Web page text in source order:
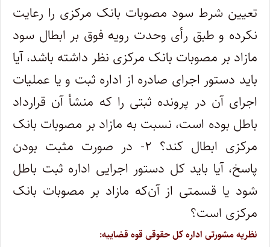
تعیین شرط سود مصوبات بانک مرکزی را رعایت
نکرده و طبق رأی وحدت رویه فوق بر ابطال سود
مازاد بر مصوبات بانک مرکزی نظر داشته باشد، آیا
باید دستور اجرای صادره از اداره ثبت و یا عملیات
اجرای آن در پرونده ثبتی را که منشأ آن قرارداد
باطل بوده است، نسبت به مازاد بر مصوبات بانک
مرکزی ابطال کند؟ ۲- در صورت مثبت بودن
پاسخ، آیا باید کل دستور اجرایی اداره ثبت باطل
شود یا قسمتی از آن‌که مازاد بر مصوبات بانک
مرکزی است؟
نظریه مشورتی اداره کل حقوقی قوه قضاییه: